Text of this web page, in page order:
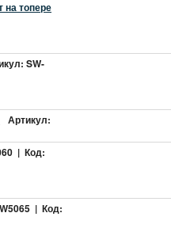
на топере
SW-
Артикул:
| Код:
| Код: